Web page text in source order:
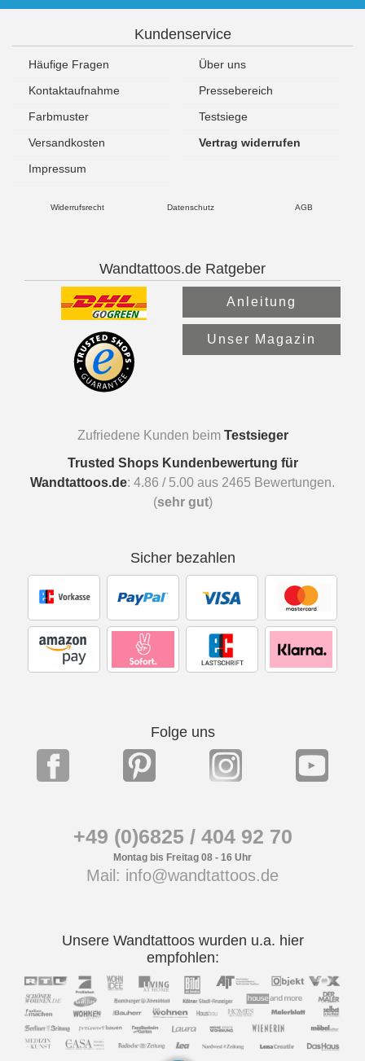
Kundenservice
Häufige Fragen
Über uns
Kontaktaufnahme
Pressebereich
Farbmuster
Testsiege
Versandkosten
Vertrag widerrufen
Impressum
Widerrufsrecht Datenschutz AGB
Wandtattoos.de Ratgeber
Anleitung
Unser Magazin
Zufriedene Kunden beim Testsieger
Trusted Shops Kundenbewertung für
Wandtattoos.de: 4.86 / 5.00 aus 2465 Bewertungen.
(sehr gut)
Sicher bezahlen
Folge uns
+49 (0)6825 / 404 92 70
Montag bis Freitag 08 - 16 Uhr
Mail: info@wandtattoos.de
Unsere Wandtattoos wurden u.a. hier
empfohlen: